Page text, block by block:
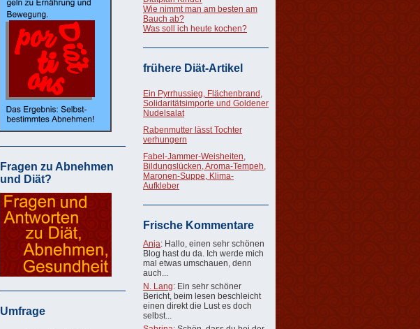
Fragen zu Abnehmen
und Diät?
Umfrage
Wie nimmt man am besten am
Bauch ab?
Was soll ich heute kochen?
frühere Diät-Artikel
Ein Pyrrhussieg, Flächenbrand,
Solidaritätsimporte und Goldener
Nudelsalat
Rabenmutter lässt Tochter
verhungern
Fabel-Jammer-Weisheiten,
Bildungslücken, Aroma-Tempeh,
Maronen-Suppe, Klima-
Aufkleber
Frische Kommentare
Anja: Hallo, einen sehr schönen
Blog hast du da. Ich werde mich
mal etwas umschauen, denn
auch...
N. Lang: Ein sehr schöner
Bericht, beim lesen beschleicht
einen direkt die Lust es doch
selbst...